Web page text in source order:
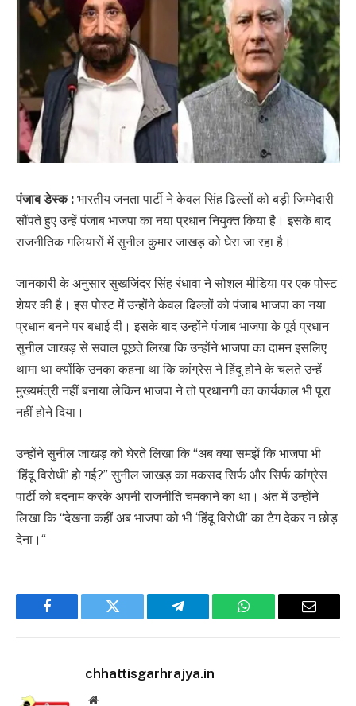
पंजाब डेस्क : भारतीय जनता पार्टी ने केवल सिंह ढिल्लों को बड़ी जिम्मेदारी
सौंपते हुए उन्हें पंजाब भाजपा का नया प्रधान नियुक्त किया है। इसके बाद
राजनीतिक गलियारों में सुनील कुमार जाखड़ को घेरा जा रहा है।
जानकारी के अनुसार सुखजिंदर सिंह रंधावा ने सोशल मीडिया पर एक पोस्ट
शेयर की है। इस पोस्ट में उन्होंने केवल ढिल्लों को पंजाब भाजपा का नया
प्रधान बनने पर बधाई दी। इसके बाद उन्होंने पंजाब भाजपा के पूर्व प्रधान
सुनील जाखड़ से सवाल पूछते लिखा कि उन्होंने भाजपा का दामन इसलिए
थामा था क्योंकि उनका कहना था कि कांग्रेस ने हिंदू होने के चलते उन्हें
मुख्यमंत्री नहीं बनाया लेकिन भाजपा ने तो प्रधानगी का कार्यकाल भी पूरा
नहीं होने दिया।
उन्होंने सुनील जाखड़ को घेरते लिखा कि “अब क्या समझें कि भाजपा भी
‘हिंदू विरोधी’ हो गई?” सुनील जाखड़ का मकसद सिर्फ और सिर्फ कांग्रेस
पार्टी को बदनाम करके अपनी राजनीति चमकाने का था। अंत में उन्होंने
लिखा कि “देखना कहीं अब भाजपा को भी ‘हिंदू विरोधी’ का टैग देकर न छोड़
देना।“
Facebook Twitter Telegram WhatsApp Email
chhattisgarhrajya.in
Website